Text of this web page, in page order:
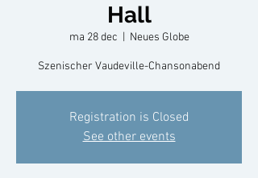
Hall
ma 28 dec Neues Globe
Szenischer Vaudeville-Chansonabend
Registration is Closed
See other events